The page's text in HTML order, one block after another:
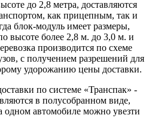
до 2,8 метра, доставляются
как прицепным, так и
блок-модуль имеет размеры,
высоте более 2,8 м. до 3,0 м. и
производится по схеме
с получением разрешений для
удорожанию цены доставки.
по системе «Транспак» -
в полусобранном виде,
автомобиле можно увезти